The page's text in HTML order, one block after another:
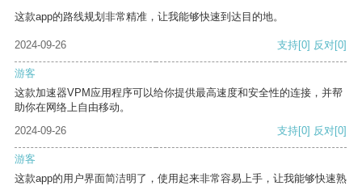
这款app的路线规划非常精准，让我能够快速到达目的地。
2024-09-26 支持[0] 反对[0]
游客
这款加速器VPM应用程序可以给你提供最高速度和安全性的连接，并帮
助你在网络上自由移动。
2024-09-26
支持[0] 反对[0]
游客
这款app的用户界面简洁明了，使用起来非常容易上手，让我能够快速熟